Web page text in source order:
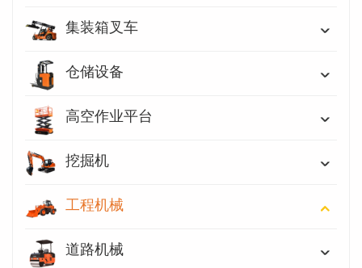
集装箱叉车
仓储设备
高空作业平台
挖掘机
工程机械
道路机械